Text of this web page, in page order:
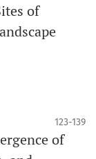
of
123-139
of